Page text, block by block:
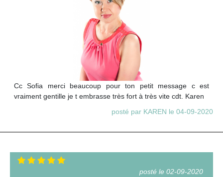
Cc Sofia merci beaucoup pour ton petit message c est
vraiment gentille je t embrasse très fort à très vite cdt. Karen
posté par KAREN le 04-09-2020
posté le 02-09-2020